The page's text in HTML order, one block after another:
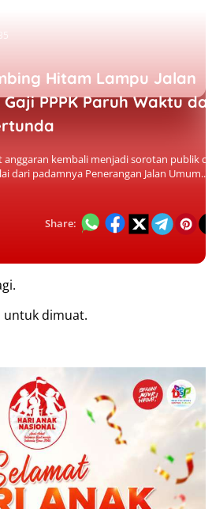
Hitam Lampu Jalan
PPPK Paruh Waktu
anggaran kembali menjadi sorotan publik di
dari padamnya Penerangan Jalan Umum...
Share:
untuk dimuat.